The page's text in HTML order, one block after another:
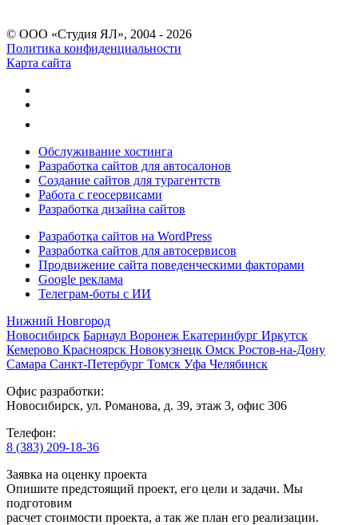
© ООО «Студия ЯЛ», 2004 - 2026
Политика конфиденциальности
Карта сайта
Обслуживание хостинга
Разработка сайтов для автосалонов
Создание сайтов для турагентств
Работа с геосервисами
Разработка дизайна сайтов
Разработка сайтов на WordPress
Разработка сайтов для автосервисов
Продвижение сайта поведенческими факторами
Google реклама
Телеграм-боты с ИИ
Нижний Новгород
Новосибирск Барнаул Воронеж Екатеринбург Иркутск
Кемерово Красноярск Новокузнецк Омск Ростов-на-Дону
Самара Санкт-Петербург Томск Уфа Челябинск
Офис разработки:
Новосибирск, ул. Романова, д. 39, этаж 3, офис 306
Телефон:
8 (383) 209-18-36
Заявка на оценку проекта
Опишите предстоящий проект, его цели и задачи. Мы
подготовим
расчет стоимости проекта, а так же план его реализации.